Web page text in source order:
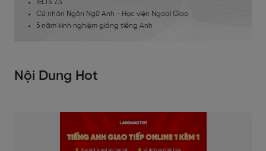
IELTS 7.5
Cử nhân Ngôn Ngữ Anh - Học viện Ngoại Giao
5 năm kinh nghiệm giảng tiếng Anh
Nội Dung Hot